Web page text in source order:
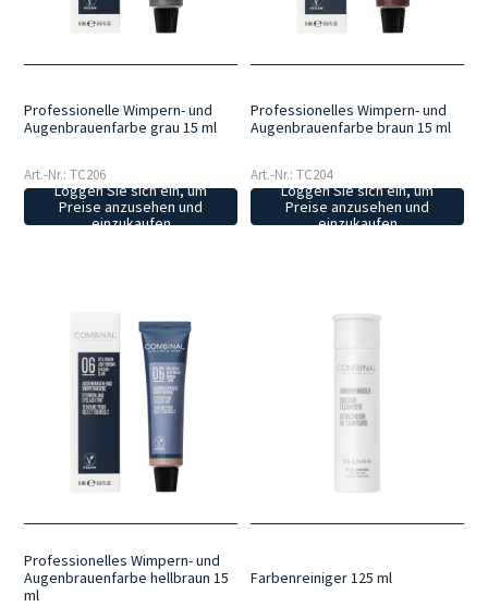
Professionelle Wimpern- und
Augenbrauenfarbe grau 15 ml
Art.-Nr.: TC206
Loggen Sie sich ein, um
Preise anzusehen und
einzukaufen
Professionelles Wimpern- und
Augenbrauenfarbe braun 15 ml
Art.-Nr.: TC204
Loggen Sie sich ein, um
Preise anzusehen und
einzukaufen
Professionelles Wimpern- und
Augenbrauenfarbe hellbraun 15
ml
Farbenreiniger 125 ml